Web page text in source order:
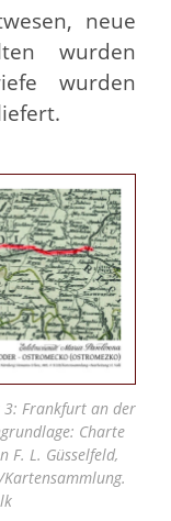
neue
wurden
wurden
Frankfurt an der
Charte
F. L. Güsselfeld,